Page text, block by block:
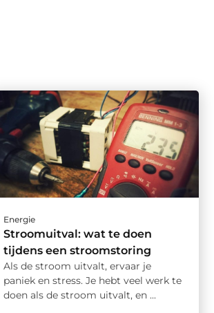
Energie
Stroomuitval: wat te doen
tijdens een stroomstoring
Als de stroom uitvalt, ervaar je
paniek en stress. Je hebt veel werk te
doen als de stroom uitvalt, en ...